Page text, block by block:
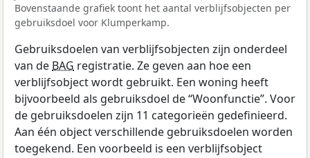
Bovenstaande grafiek toont het aantal verblijfsobjecten per
gebruiksdoel voor Klumperkamp.
Gebruiksdoelen van verblijfsobjecten zijn onderdeel
van de BAG registratie. Ze geven aan hoe een
verblijfsobject wordt gebruikt. Een woning heeft
bijvoorbeeld als gebruiksdoel de “Woonfunctie”. Voor
de gebruiksdoelen zijn 11 categorieën gedefinieerd.
Aan één object verschillende gebruiksdoelen worden
toegekend. Een voorbeeld is een verblijfsobject